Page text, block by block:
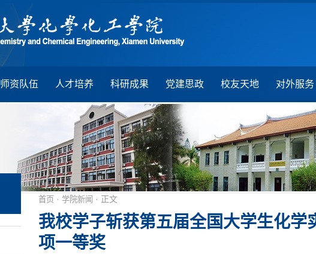
师资队伍 人才培养 科研成果 党建思政 校友天地 对外服务
首页 · 学院新闻 · 正文
我校学子斩获第五届全国大学生化
项一等奖